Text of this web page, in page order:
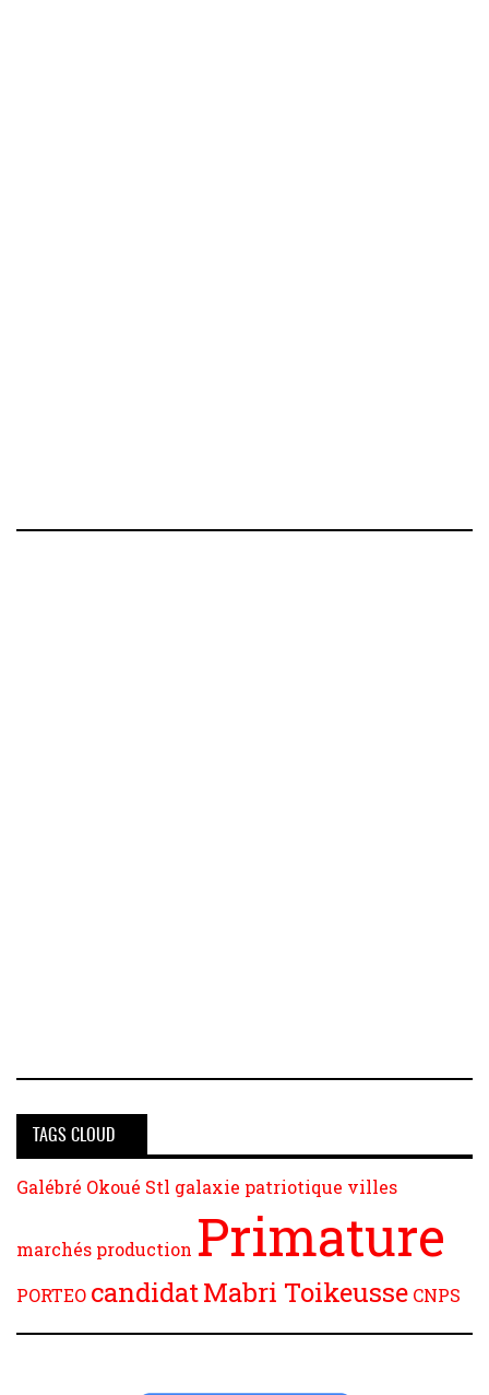
TAGS CLOUD
Galébré Okoué Stl galaxie patriotique villes
marchés production Primature
PORTEO candidatMabri Toikeusse CNPS